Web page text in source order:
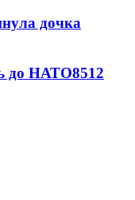
дочка
до НАТО8512